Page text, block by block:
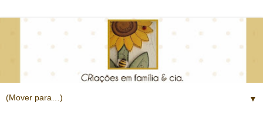
▼